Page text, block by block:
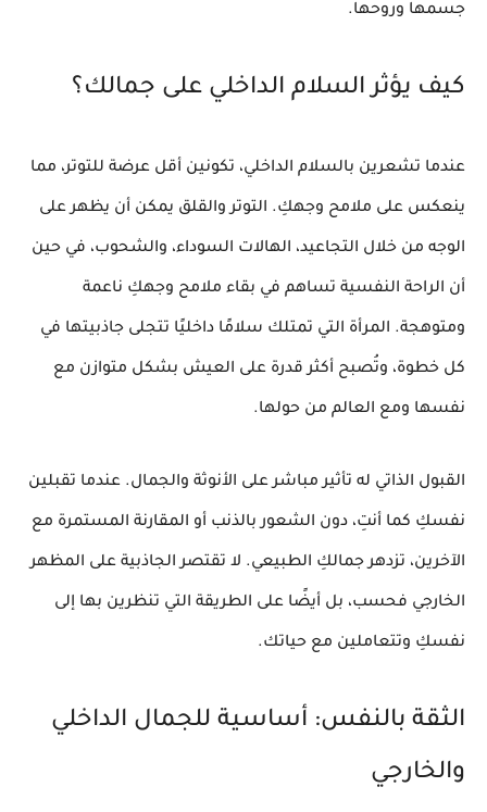
جسمها وروحها.
كيف يؤثر السلام الداخلي على جمالك؟
عندما تشعرين بالسلام الداخلي، تكونين أقل عرضة للتوتر، مما
ينعكس على ملامح وجهكِ. التوتر والقلق يمكن أن يظهر على
الوجه من خلال التجاعيد، الهالات السوداء، والشحوب، في حين
أن الراحة النفسية تساهم في بقاء ملامح وجهكِ ناعمة
ومتوهجة. المرأة التي تمتلك سلامًا داخليًا تتجلى جاذبيتها في
كل خطوة، وتُصبح أكثر قدرة على العيش بشكل متوازن مع
نفسها ومع العالم من حولها.
القبول الذاتي له تأثير مباشر على الأنوثة والجمال. عندما تقبلين
نفسكِ كما أنتِ، دون الشعور بالذنب أو المقارنة المستمرة مع
الآخرين، تزدهر جمالكِ الطبيعي. لا تقتصر الجاذبية على المظهر
الخارجي فحسب، بل أيضًا على الطريقة التي تنظرين بها إلى
نفسكِ وتتعاملين مع حياتك.
الثقة بالنفس: أساسية للجمال الداخلي
والخارجي